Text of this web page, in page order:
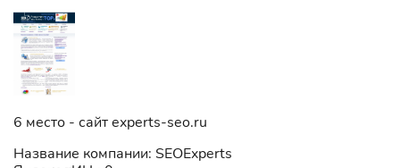
6 место - сайт experts-seo.ru
Название компании: SEOExperts